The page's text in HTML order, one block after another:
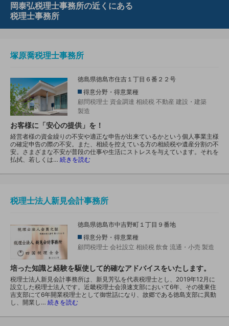
岡泰弘税理士事務所の近くにある
税理士事務所
塚原喬税理士事務所
徳島県徳島市住吉１丁目６番２２号
得意分野・得意業種
顧問税理士 資金調達 相続税 不動産 建設・建築
製造
お客様に「安心の提供」を！
経営者様の資金繰りの不安や適正な申告が出来ているかという個人事業主様
の確定申告の際の不安。また、相続を控えている方の相続税や遺産分割の不
安。さまざまな不安が普段の仕事や生活にストレスを与えています。それを
払拭、若しくは… 続きを読む
税理士法人新見会計事務所
徳島県徳島市中吉野町１丁目９番地
得意分野・得意業種
顧問税理士 会社設立 相続税 飲食 流通・小売 製造
培った知識と経験を駆使して的確なアドバイスをいたします。
税理士法人新見会計事務所は、新見芳弘を代表税理士とし、2019年12月に
設立した税理士法人です。近畿税理士会浪速支部において6年、その後東住
吉支部にて6年開業税理士として御世話になり、故郷である徳島支部に異動
し、開業し… 続きを読む